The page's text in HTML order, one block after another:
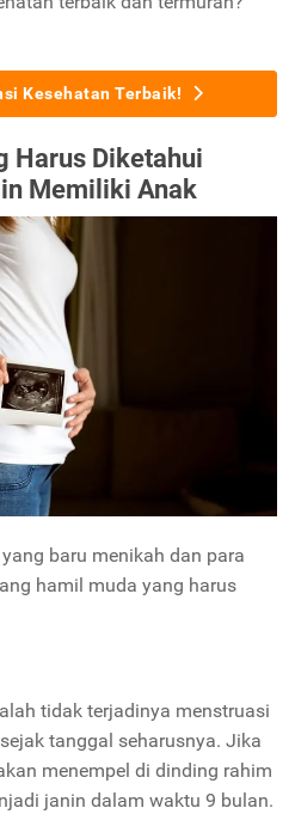
Kesehatan Terbaik!
Harus Diketahui
Memiliki Anak
baru menikah dan para
hamil muda yang harus
tidak terjadinya menstruasi
tanggal seharusnya. Jika
menempel di dinding rahim
janin dalam waktu 9 bulan.